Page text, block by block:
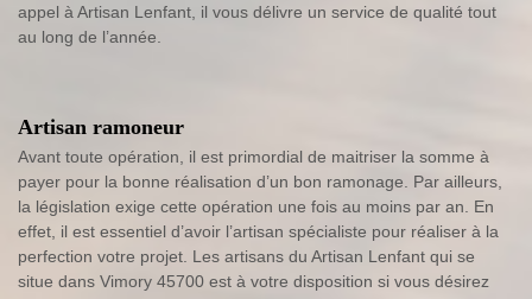
appel à Artisan Lenfant, il vous délivre un service de qualité tout
au long de l’année.
Artisan ramoneur
Avant toute opération, il est primordial de maitriser la somme à
payer pour la bonne réalisation d’un bon ramonage. Par ailleurs,
la législation exige cette opération une fois au moins par an. En
effet, il est essentiel d’avoir l’artisan spécialiste pour réaliser à la
perfection votre projet. Les artisans du Artisan Lenfant qui se
situe dans Vimory 45700 est à votre disposition si vous désirez